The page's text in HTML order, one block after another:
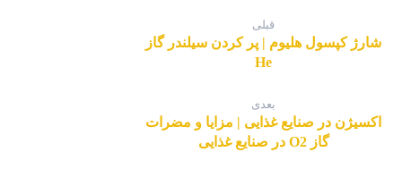
قبلی
شارژ کپسول هلیوم | پر کردن سیلندر گاز
He
بعدی
اکسیژن در صنایع غذایی | مزایا و مضرات
گاز O2 در صنایع غذایی